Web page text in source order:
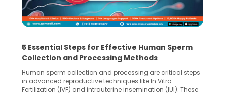
5 Essential Steps for Effective Human Sperm
Collection and Processing Methods
Human sperm collection and processing are critical steps
in advanced reproductive techniques like In Vitro
Fertilization (IVF) and intrauterine insemination (IUI). These